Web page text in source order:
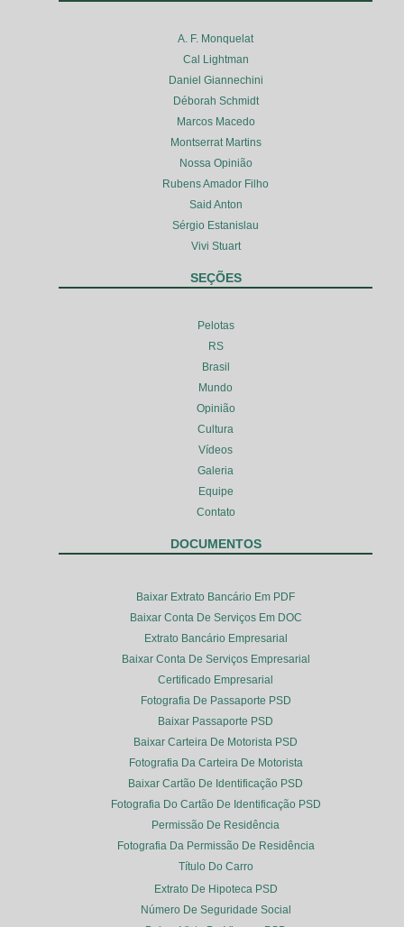
A. F. Monquelat
Cal Lightman
Daniel Giannechini
Déborah Schmidt
Marcos Macedo
Montserrat Martins
Nossa Opinião
Rubens Amador Filho
Said Anton
Sérgio Estanislau
Vivi Stuart
SEÇÕES
Pelotas
RS
Brasil
Mundo
Opinião
Cultura
Vídeos
Galeria
Equipe
Contato
DOCUMENTOS
Baixar Extrato Bancário Em PDF
Baixar Conta De Serviços Em DOC
Extrato Bancário Empresarial
Baixar Conta De Serviços Empresarial
Certificado Empresarial
Fotografia De Passaporte PSD
Baixar Passaporte PSD
Baixar Carteira De Motorista PSD
Fotografia Da Carteira De Motorista
Baixar Cartão De Identificação PSD
Fotografia Do Cartão De Identificação PSD
Permissão De Residência
Fotografia Da Permissão De Residência
Título Do Carro
Extrato De Hipoteca PSD
Número De Seguridade Social